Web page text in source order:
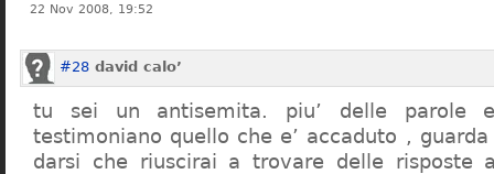
22 Nov 2008, 19:52
#28 david calo’
tu sei un antisemita. piu’ delle parole
testimoniano quello che e’ accaduto , guarda
darsi che riuscirai a trovare delle risposte